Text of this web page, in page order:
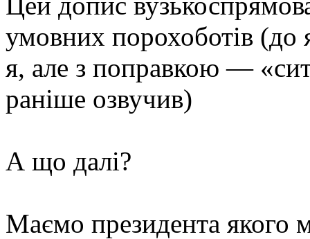
умовних порохоботів (до
я, але з поправкою —
раніше озвучив)
А що далі?
Маємо президента якого